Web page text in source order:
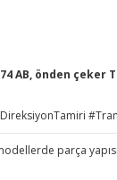
AB, önden
parça